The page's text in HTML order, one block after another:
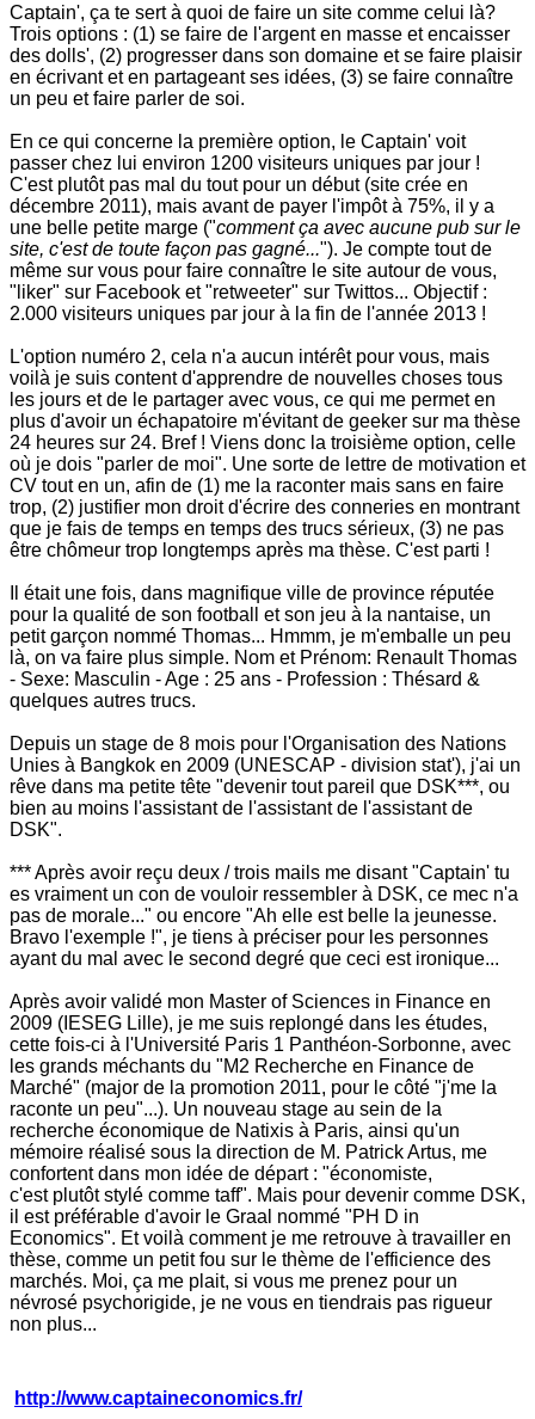
Captain', ça te sert à quoi de faire un site comme celui là?
Trois options : (1) se faire de l'argent en masse et encaisser
des dolls', (2) progresser dans son domaine et se faire plaisir
en écrivant et en partageant ses idées, (3) se faire connaître
un peu et faire parler de soi.
En ce qui concerne la première option, le Captain' voit
passer chez lui environ 1200 visiteurs uniques par jour !
C'est plutôt pas mal du tout pour un début (site crée en
décembre 2011), mais avant de payer l'impôt à 75%, il y a
une belle petite marge ("comment ça avec aucune pub sur le
site, c'est de toute façon pas gagné..."). Je compte tout de
même sur vous pour faire connaître le site autour de vous,
"liker" sur Facebook et "retweeter" sur Twittos... Objectif :
2.000 visiteurs uniques par jour à la fin de l'année 2013 !
L'option numéro 2, cela n'a aucun intérêt pour vous, mais
voilà je suis content d'apprendre de nouvelles choses tous
les jours et de le partager avec vous, ce qui me permet en
plus d'avoir un échapatoire m'évitant de geeker sur ma thèse
24 heures sur 24. Bref ! Viens donc la troisième option, celle
où je dois "parler de moi". Une sorte de lettre de motivation et
CV tout en un, afin de (1) me la raconter mais sans en faire
trop, (2) justifier mon droit d'écrire des conneries en montrant
que je fais de temps en temps des trucs sérieux, (3) ne pas
être chômeur trop longtemps après ma thèse. C'est parti !
Il était une fois, dans magnifique ville de province réputée
pour la qualité de son football et son jeu à la nantaise, un
petit garçon nommé Thomas... Hmmm, je m'emballe un peu
là, on va faire plus simple. Nom et Prénom: Renault Thomas
- Sexe: Masculin - Age : 25 ans - Profession : Thésard &
quelques autres trucs.
Depuis un stage de 8 mois pour l'Organisation des Nations
Unies à Bangkok en 2009 (UNESCAP - division stat'), j'ai un
rêve dans ma petite tête "devenir tout pareil que DSK***, ou
bien au moins l'assistant de l'assistant de l'assistant de
DSK".
*** Après avoir reçu deux / trois mails me disant "Captain' tu
es vraiment un con de vouloir ressembler à DSK, ce mec n'a
pas de morale..." ou encore "Ah elle est belle la jeunesse.
Bravo l'exemple !", je tiens à préciser pour les personnes
ayant du mal avec le second degré que ceci est ironique...
Après avoir validé mon Master of Sciences in Finance en
2009 (IESEG Lille), je me suis replongé dans les études,
cette fois-ci à l'Université Paris 1 Panthéon-Sorbonne, avec
les grands méchants du "M2 Recherche en Finance de
Marché" (major de la promotion 2011, pour le côté "j'me la
raconte un peu"...). Un nouveau stage au sein de la
recherche économique de Natixis à Paris, ainsi qu'un
mémoire réalisé sous la direction de M. Patrick Artus, me
confortent dans mon idée de départ : "économiste,
c'est plutôt stylé comme taff". Mais pour devenir comme DSK,
il est préférable d'avoir le Graal nommé "PH D in
Economics". Et voilà comment je me retrouve à travailler en
thèse, comme un petit fou sur le thème de l'efficience des
marchés. Moi, ça me plait, si vous me prenez pour un
névrosé psychorigide, je ne vous en tiendrais pas rigueur
non plus...
http://www.captaineconomics.fr/